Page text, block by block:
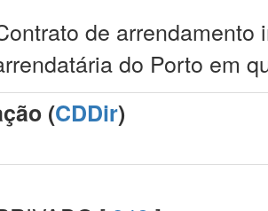
de
do Porto em
(CDDir)